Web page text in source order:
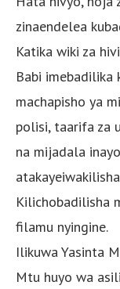
zinaendelea
Katika wiki za
Babi imebadilika
machapisho ya
polisi, taarifa za
na mijadala
Kilichobadilisha
filamu nyingine.
Ilikuwa Yasinta
Mtu huyo wa